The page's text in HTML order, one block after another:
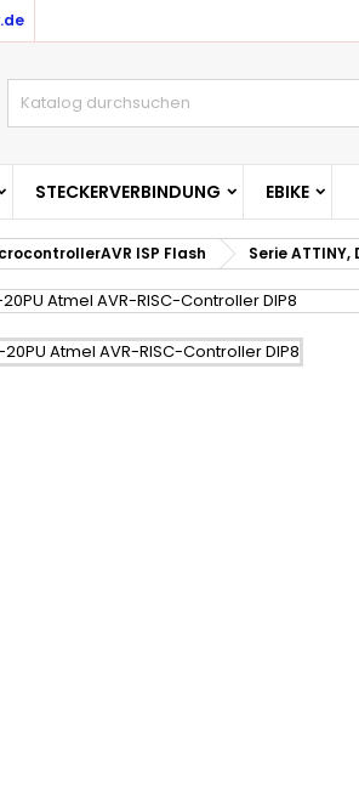
STECKERVERBINDUNG EBIKE
ISP Flash Serie ATTINY,